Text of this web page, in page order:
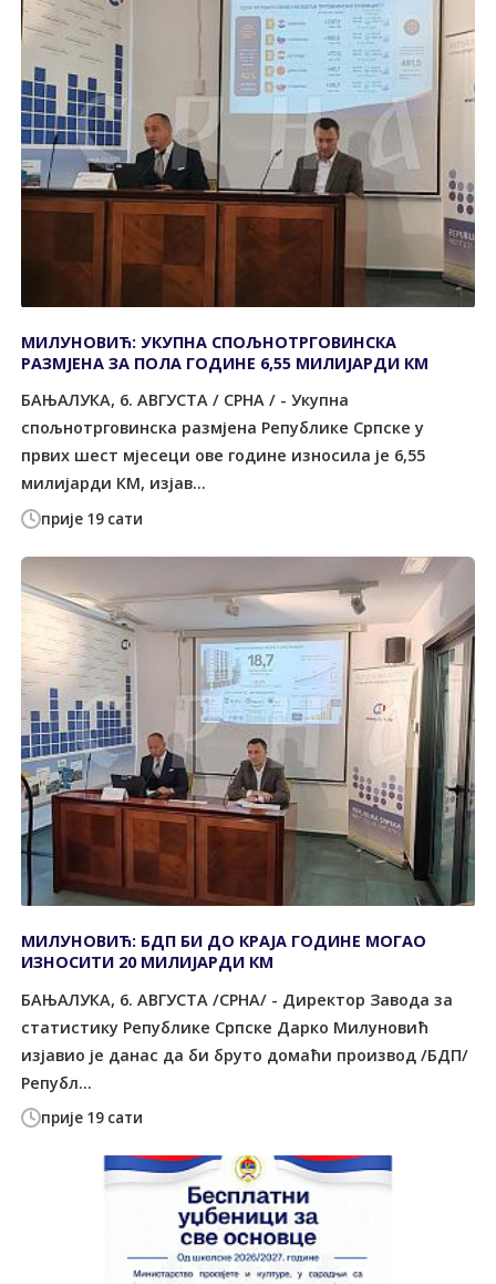
прије 19 сати
МИЛУНОВИЋ: УКУПНА СПОЉНОТРГОВИНСКА
РАЗМЈЕНА ЗА ПОЛА ГОДИНЕ 6,55 МИЛИЈАРДИ КМ
БАЊАЛУКА, 6. АВГУСТА / СРНА / - Укупна
спољнотрговинска размјена Републике Српске у
првих шест мјесеци ове године износила је 6,55
милијарди КМ, изјав...
прије 19 сати
МИЛУНОВИЋ: БДП БИ ДО КРАЈА ГОДИНЕ МОГАО
ИЗНОСИТИ 20 МИЛИЈАРДИ КМ
БАЊАЛУКА, 6. АВГУСТА /СРНА/ - Директор Завода за
статистику Републике Српске Дарко Милуновић
изјавио је данас да би бруто домаћи производ /БДП/
Републ...